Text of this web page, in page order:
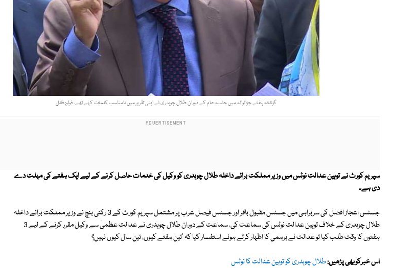
گزشتہ ہفتے جڑانوالہ میں جلسہ عام کے دوران طلال چوہدری نے اپنی تقریر میں نامناسب کلمات کہے تھے۔ فوٹو: فائل
سپریم کورٹ نے توہین عدالت نوٹس میں وزیر مملکت برائے داخلہ طلال چوہدری کو وکیل کی خدمات حاصل کرنے کے لیے ایک ہفتے کی مہلت دے
دی ہے۔
جسٹس اعجاز افضل کی سربراہی میں جسٹس مقبول باقر اور جسٹس فیصل عرب پر مشتمل سپریم کورٹ کے 3 رکنی بنچ نے وزیر مملکت برائے داخلہ
طلال چوہدری کے خلاف توہین عدالت نوٹس کی سماعت کی، سماعت کے دوران طلال چوہدری نے عدالت عظمیٰ سے وکیل مقرر کرنے کے لیے 3
ہفتوں کا وقت طلب کیا تو عدالت نے برہمی کا اظہار کرتے ہوئے استفسار کیا کہ 'تین ہفتے کیوں، تین سال کیوں نہیں؟
اس خبرکوبھی پڑھیں:طلال چوہدری کو توہین عدالت کا نوٹس